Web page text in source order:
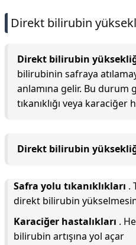
Direkt bilirubin
Direkt bilirubin
bilirubinin safraya
anlamına gelir. Bu durum
tıkanıklığı veya karaciğer
Direkt bilirubin
Safra yolu tıkanıklıkları .
direkt bilirubin
Karaciğer hastalıkları .
bilirubin artışına yol açar